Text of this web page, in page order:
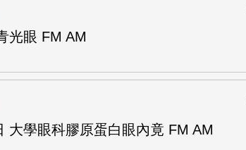
光眼 FM AM
大學眼科膠原蛋白眼內竟 FM AM